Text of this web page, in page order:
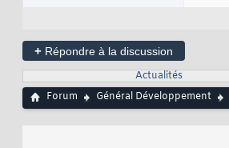
+ Répondre à la discussion
Actualités
Forum
Général Développement